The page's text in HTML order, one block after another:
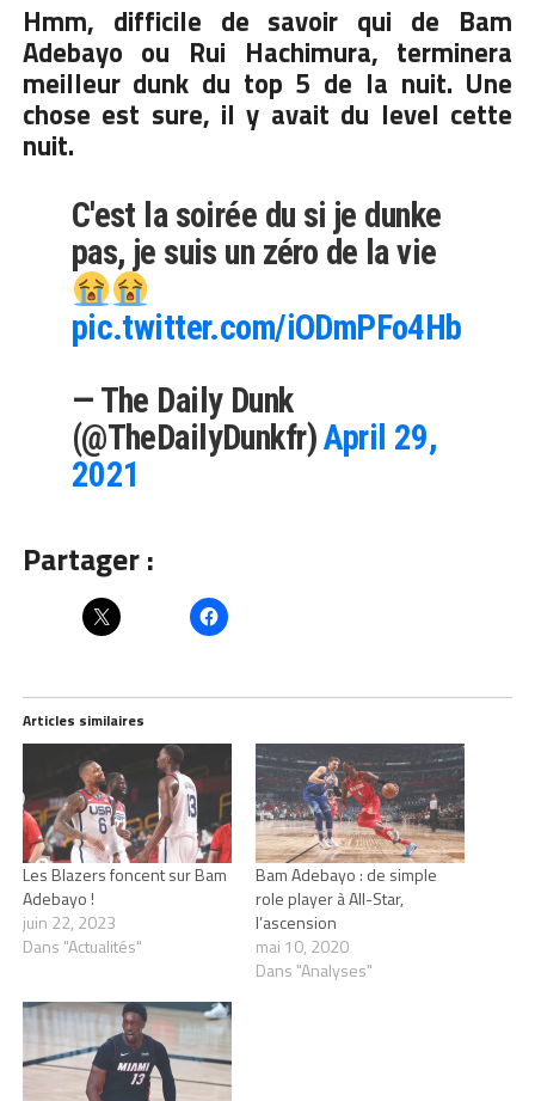
Hmm, difficile de savoir qui de Bam
Adebayo ou Rui Hachimura, terminera
meilleur dunk du top 5 de la nuit. Une
chose est sure, il y avait du level cette
nuit.
C'est la soirée du si je dunke
pas, je suis un zéro de la vie
pic.twitter.com/iODmPFo4Hb
— The Daily Dunk
(@TheDailyDunkfr)April 29,
2021
Partager :
Articles similaires
Les Blazers foncent sur Bam
Adebayo !
juin 22, 2023
Dans "Actualités"
Bam Adebayo : de simple
role player à All-Star,
l’ascension
mai 10, 2020
Dans "Analyses"